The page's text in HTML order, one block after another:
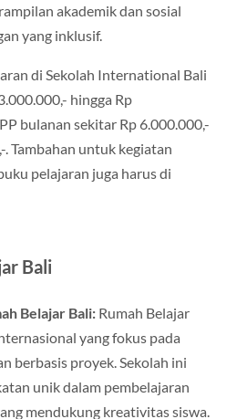
akademik dan sosial
yang inklusif.
di Sekolah International Bali
hingga Rp
bulanan sekitar Rp 6.000.000,-
. Tambahan untuk kegiatan
pelajaran juga harus di
Bali
Belajar Bali:Rumah Belajar
yang fokus pada
berbasis proyek. Sekolah ini
unik dalam pembelajaran
mendukung kreativitas siswa.